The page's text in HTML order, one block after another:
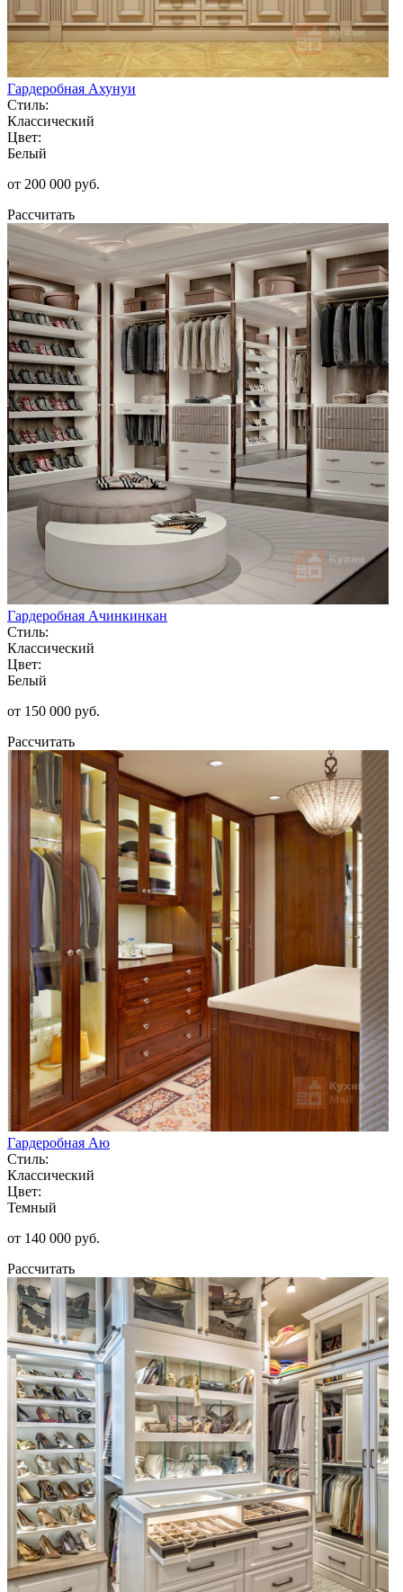
Гардеробная Ахунуи
Стиль:
Классический
Цвет:
Белый
от 200 000 руб.
Рассчитать
Гардеробная Ачинкинкан
Стиль:
Классический
Цвет:
Белый
от 150 000 руб.
Рассчитать
Гардеробная Аю
Стиль:
Классический
Цвет:
Темный
от 140 000 руб.
Рассчитать